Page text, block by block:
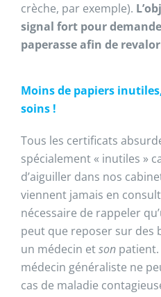
crèche, par exemple).
signal fort pour
paperasse afin de
Moins de papiers
soins !
Tous les certificats
spécialement « inutiles »
d’aiguiller dans nos
viennent jamais en
nécessaire de rappeler
peut que reposer sur des
un médecin etsonpatient.
médecin généraliste ne
cas de maladie